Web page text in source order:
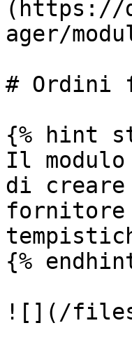
(https://
ager/
# Ordini
{% hint
Il
di creare
fornitore
{%
![](/files/